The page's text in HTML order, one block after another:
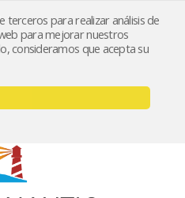
terceros para realizar análisis de
para mejorar nuestros
consideramos que acepta su
cuenta
// 654999333